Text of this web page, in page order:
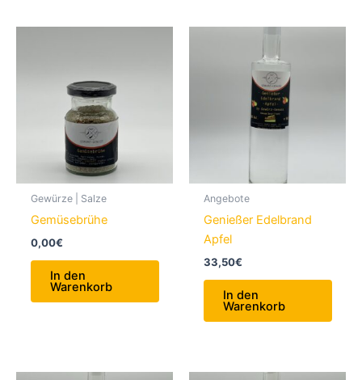
Gewürze | Salze
Gemüsebrühe
0,00€
In den
Warenkorb
Angebote
Genießer Edelbrand
Apfel
33,50€
In den
Warenkorb